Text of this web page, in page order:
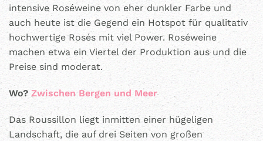
intensive Roséweine von eher dunkler Farbe und
auch heute ist die Gegend ein Hotspot für qualitativ
hochwertige Rosés mit viel Power. Roséweine
machen etwa ein Viertel der Produktion aus und die
Preise sind moderat.
Wo? Zwischen Bergen und Meer
Das Roussillon liegt inmitten einer hügeligen
Landschaft, die auf drei Seiten von großen